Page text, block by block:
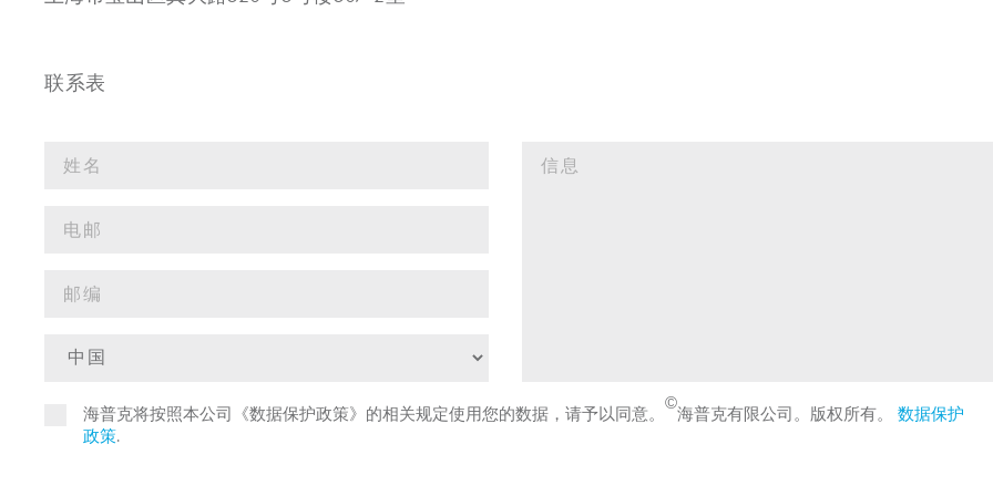
联系表
海普克将按照本公司《数据保护政策》的相关规定使用您的数据，请予以同意。
©
海普克有限公司。版权所有。 数据保护
政策.